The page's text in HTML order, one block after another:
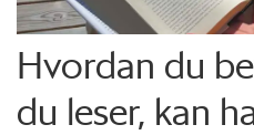
Hvordan du
du leser, kan